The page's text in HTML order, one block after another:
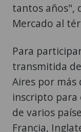
tantos años",
Mercado al
Para
transmitida
Aires por más
inscripto para
de varios
Francia,